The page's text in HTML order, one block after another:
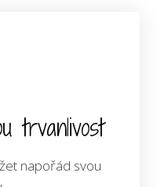
trvanlivost
napořád svou